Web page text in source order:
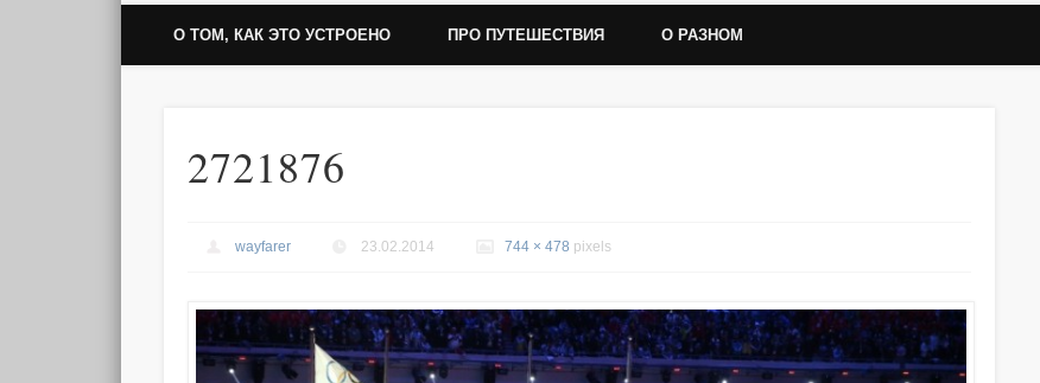
О ТОМ, КАК ЭТО УСТРОЕНО ПРО ПУТЕШЕСТВИЯ О РАЗНОМ
2721876
wayfarer 23.02.2014 744 × 478 pixels